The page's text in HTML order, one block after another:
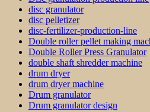
disc granulator
disc pelletizer
disc-fertilizer-production-line
Double roller pellet making
Double Roller Press Granulator
double shaft shredder machine
drum dryer
drum dryer machine
Drum granulator
Drum granulator design